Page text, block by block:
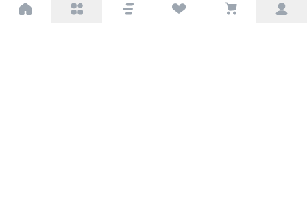
პარტნიორებისთვის